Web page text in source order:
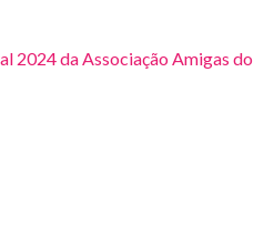
2024 da Associação Amigas do